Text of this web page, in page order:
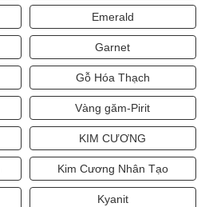
Emerald
Garnet
Gỗ Hóa Thạch
Vàng găm-Pirit
KIM CƯƠNG
Kim Cương Nhân Tạo
Kyanit